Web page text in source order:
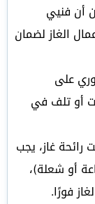
أن فنيي
الغاز لضمان
على
أو تلف في
غاز، يجب
أو شعلة)،
فورًا.